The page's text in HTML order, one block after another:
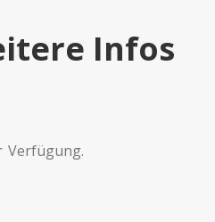
Infos
Verfügung.